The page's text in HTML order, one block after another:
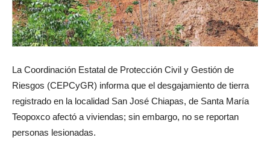
La Coordinación Estatal de Protección Civil y Gestión de
Riesgos (CEPCyGR) informa que el desgajamiento de tierra
registrado en la localidad San José Chiapas, de Santa María
Teopoxco afectó a viviendas; sin embargo, no se reportan
personas lesionadas.